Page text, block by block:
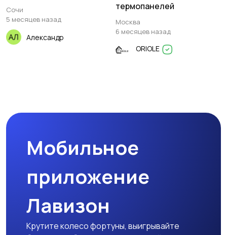
Сочи
5 месяцев назад
Александр
термопанелей
Москва
6 месяцев назад
ORIOLE
Мобильное
приложение
Лавизон
Крутите колесо фортуны, выигрывайте